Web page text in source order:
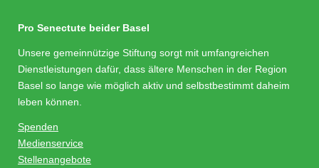
Pro Senectute beider Basel
Unsere gemeinnützige Stiftung sorgt mit umfangreichen
Dienstleistungen dafür, dass ältere Menschen in der Region
Basel so lange wie möglich aktiv und selbstbestimmt daheim
leben können.
Spenden
Medienservice
Stellenangebote